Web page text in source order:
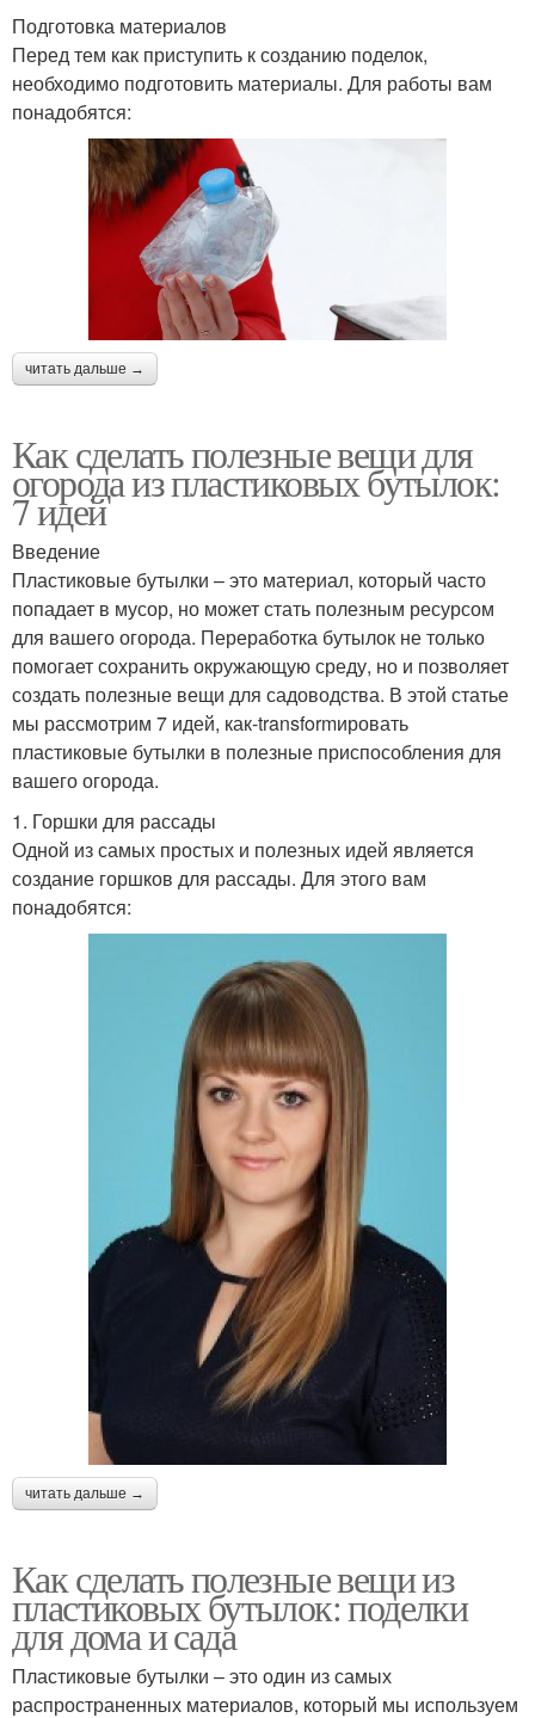
Подготовка материалов
Перед тем как приступить к созданию поделок,
необходимо подготовить материалы. Для работы вам
понадобятся:
читать дальше →
Как сделать полезные вещи для
огорода из пластиковых бутылок:
7 идей
Введение
Пластиковые бутылки – это материал, который часто
попадает в мусор, но может стать полезным ресурсом
для вашего огорода. Переработка бутылок не только
помогает сохранить окружающую среду, но и позволяет
создать полезные вещи для садоводства. В этой статье
мы рассмотрим 7 идей, как-transformировать
пластиковые бутылки в полезные приспособления для
вашего огорода.
1. Горшки для рассады
Одной из самых простых и полезных идей является
создание горшков для рассады. Для этого вам
понадобятся:
читать дальше →
Как сделать полезные вещи из
пластиковых бутылок: поделки
для дома и сада
Пластиковые бутылки – это один из самых
распространенных материалов, который мы используем